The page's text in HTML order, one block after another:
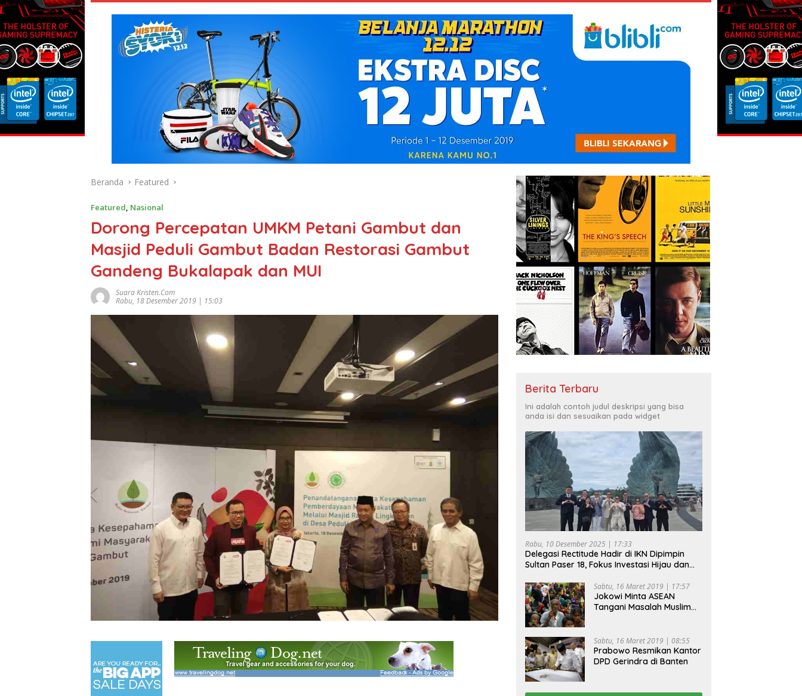
Beranda Featured
Featured, Nasional
Dorong Percepatan UMKM Petani Gambut dan
Masjid Peduli Gambut Badan Restorasi Gambut
Gandeng Bukalapak dan MUI
Suara Kristen.com
Rabu, 18 Desember 2019 | 15:03
Berita Terbaru
Ini adalah contoh judul deskripsi yang bisa
anda isi dan sesuaikan pada widget
Rabu, 10 Desember 2025 | 17:33
Delegasi Rectitude Hadir di IKN Dipimpin
Sultan Paser 18, Fokus Investasi Hijau dan
Sabtu, 16 Maret 2019 | 17:57
Jokowi Minta ASEAN
Tangani Masalah Muslim
Sabtu, 16 Maret 2019 | 08:55
Prabowo Resmikan Kantor
DPD Gerindra di Banten